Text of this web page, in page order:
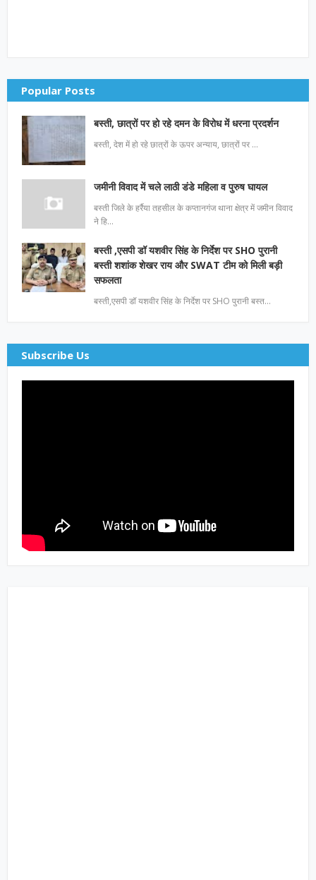
Popular Posts
बस्ती, छात्रों पर हो रहे दमन के विरोध में धरना प्रदर्शन
बस्ती, देश में हो रहे छात्रों के ऊपर अन्याय, छात्रों पर …
जमीनी विवाद में चले लाठी डंडे महिला व पुरुष घायल
बस्ती जिले के हर्रैया तहसील के कप्तानगंज थाना क्षेत्र में जमीन विवाद
ने हि…
बस्ती ,एसपी डॉ यशवीर सिंह के निर्देश पर SHO पुरानी
बस्ती शशांक शेखर राय और SWAT टीम को मिली बड़ी
सफलता
बस्ती,एसपी डॉ यशवीर सिंह के निर्देश पर SHO पुरानी बस्त…
Subscribe Us